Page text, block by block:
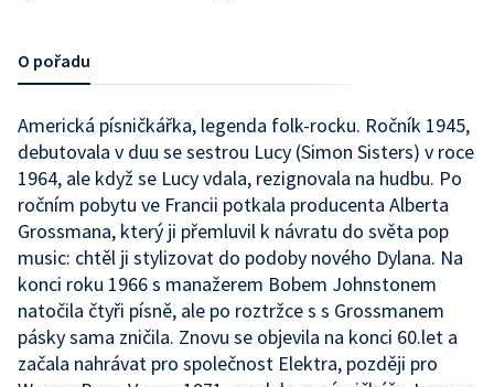
O pořadu
Americká písničkářka, legenda folk-rocku. Ročník 1945,
debutovala v duu se sestrou Lucy (Simon Sisters) v roce
1964, ale když se Lucy vdala, rezignovala na hudbu. Po
ročním pobytu ve Francii potkala producenta Alberta
Grossmana, který ji přemluvil k návratu do světa pop
music: chtěl ji stylizovat do podoby nového Dylana. Na
konci roku 1966 s manažerem Bobem Johnstonem
natočila čtyři písně, ale po roztržce s s Grossmanem
pásky sama zničila. Znovu se objevila na konci 60.let a
začala nahrávat pro společnost Elektra, později pro